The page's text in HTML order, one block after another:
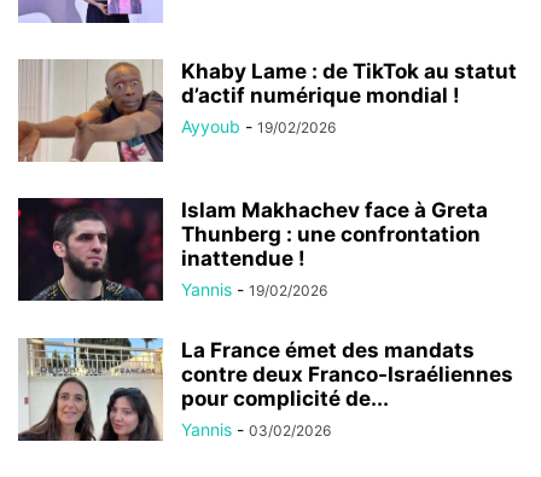
Khaby Lame : de TikTok au statut
d’actif numérique mondial !
Ayyoub - 19/02/2026
Islam Makhachev face à Greta
Thunberg : une confrontation
inattendue !
Yannis - 19/02/2026
La France émet des mandats
contre deux Franco-Israéliennes
pour complicité de...
Yannis - 03/02/2026